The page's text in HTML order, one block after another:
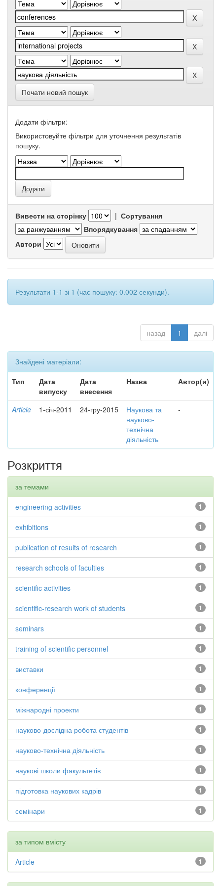
Почати новий пошук
Додати фільтри:
Використовуйте фільтри для уточнення результатів
пошуку.
Вивести на сторінку | Сортування
Впорядкування
Автори
Результати 1-1 зі 1 (час пошуку: 0.002 секунди).
назад 1 далі
Знайдені матеріали:
Тип
Дата
випуску
Дата
внесення
Назва Автор(и)
Article 1-січ-2011 24-гру-2015
Наукова та
науково-
технічна
діяльність
-
Розкриття
за темами
1
engineering activities
1
exhibitions
1
publication of results of research
1
research schools of faculties
1
scientific activities
1
scientific-research work of students
1
seminars
1
training of scientific personnel
1
виставки
1
конференції
1
міжнародні проекти
1
науково-дослідна робота студентів
1
науково-технічна діяльність
1
наукові школи факультетів
1
підготовка наукових кадрів
1
семінари
за типом вмісту
1
Article